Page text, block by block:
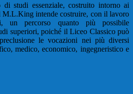
studi essenziale, costruito intorno ai
intende costruire, con il lavoro
un percorso quanto più possibile
superiori, poiché il Liceo Classico può
le vocazioni nei più diversi
medico, economico, ingegneristico e